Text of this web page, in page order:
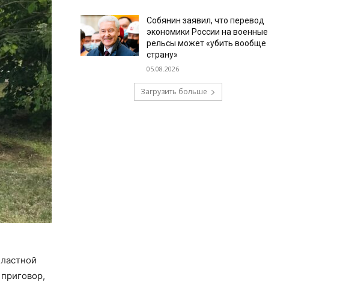
Собянин заявил, что перевод
экономики России на военные
рельсы может «убить вообще
страну»
05.08.2026
Загрузить больше